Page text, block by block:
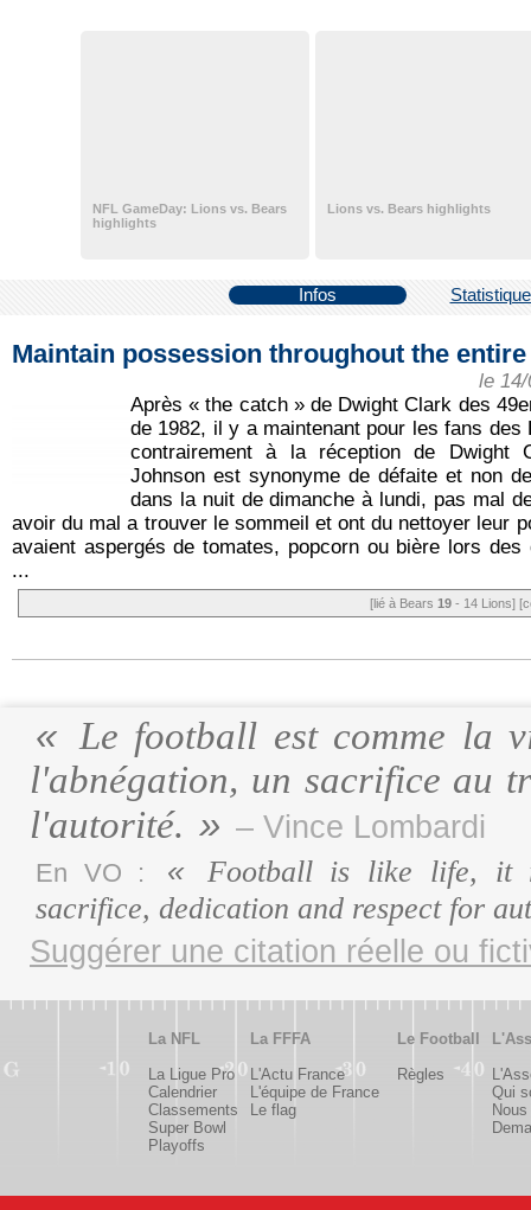
NFL GameDay: Lions vs. Bears
highlights
Lions vs. Bears highlights
Infos
Maintain possession throughout the
le
Après « the catch » de Dwight Clark des
de 1982, il y a maintenant pour les fans
contrairement à la réception de Dwight
Johnson est synonyme de défaite et non
dans la nuit de dimanche à lundi, pas mal
avoir du mal a trouver le sommeil et ont du nettoyer leur
avaient aspergés de tomates, popcorn ou bière lors des
...
[lié à Bears 19 - 14 Lions]
Le football est comme la
l'abnégation, un sacrifice au
l'autorité.
– Vince Lombardi
En VO :
Football is like life, it
sacrifice, dedication and respect for
Suggérer une citation réelle ou
La NFL
La Ligue Pro
Calendrier
Classements
Super Bowl
Playoffs
La FFFA
L'Actu France
L'équipe de France
Le flag
Le Football
Règles
Qui